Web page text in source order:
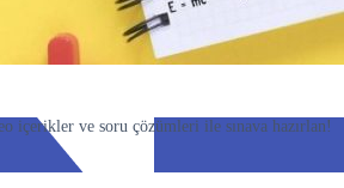
içerikler ve soru çözümleri ile sınava hazırlan!